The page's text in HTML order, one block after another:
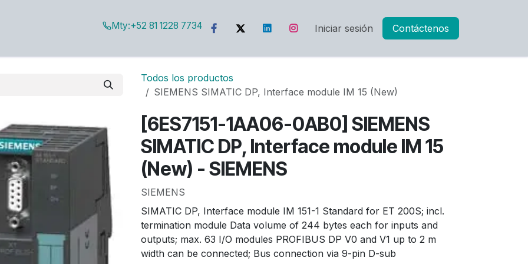
Mty:+52 81 1228 7734 Iniciar sesión Contáctenos
Todos los productos
SIEMENS SIMATIC DP, Interface module IM 15 (New)
[6ES7151-1AA06-0AB0] SIEMENS
SIMATIC DP, Interface module IM 15
(New) - SIEMENS
SIEMENS
SIMATIC DP, Interface module IM 151-1 Standard for ET 200S; incl.
termination module Data volume of 244 bytes each for inputs and
outputs; max. 63 I/O modules PROFIBUS DP V0 and V1 up to 2 m
width can be connected; Bus connection via 9-pin D-sub